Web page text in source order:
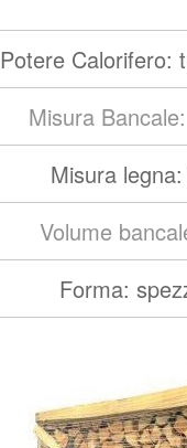
Potere Calorifero:
Misura
Misura
Volume
Forma: